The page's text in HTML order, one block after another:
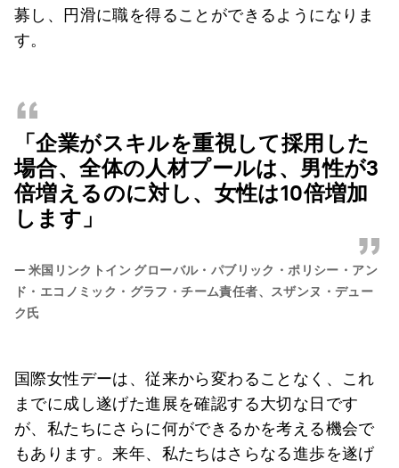
募し、円滑に職を得ることができるようになりま
す。
“
「企業がスキルを重視して採用した
場合、全体の人材プールは、男性が3
倍増えるのに対し、女性は10倍増加
します」
”
— 米国リンクトイン グローバル・パブリック・ポリシー・アン
ド・エコノミック・グラフ・チーム責任者、スザンヌ・デュー
ク氏
国際女性デーは、従来から変わることなく、これ
までに成し遂げた進展を確認する大切な日です
が、私たちにさらに何ができるかを考える機会で
もあります。来年、私たちはさらなる進歩を遂げ